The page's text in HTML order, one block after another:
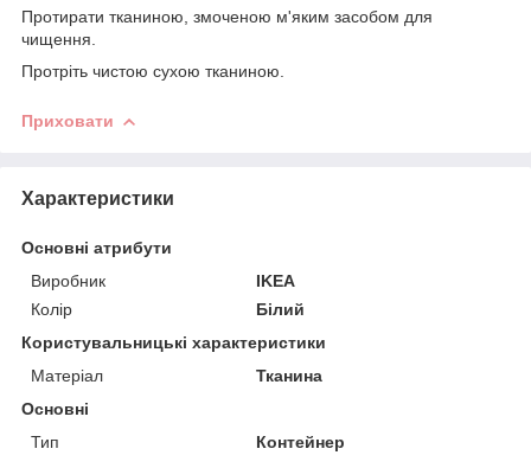
Протирати тканиною, змоченою м'яким засобом для
чищення.
Протріть чистою сухою тканиною.
Приховати
Характеристики
Основні атрибути
Виробник
IKEA
Колір
Білий
Користувальницькі характеристики
Матеріал
Тканина
Основні
Тип
Контейнер